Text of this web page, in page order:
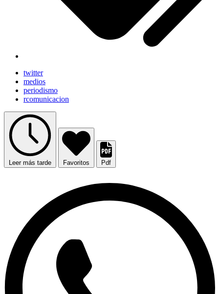
twitter
medios
periodismo
rcomunicacion
Leer más tarde Favoritos Pdf